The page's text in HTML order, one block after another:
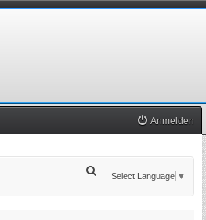
Anmelden
Select Language ▼